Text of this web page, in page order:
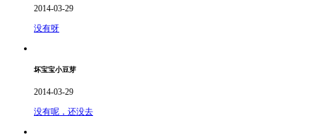
2014-03-29
没有呀
坏宝宝小豆芽
2014-03-29
没有呢，还没去